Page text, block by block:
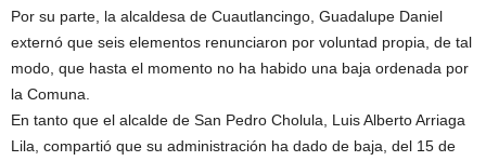
Por su parte, la alcaldesa de Cuautlancingo, Guadalupe Daniel
externó que seis elementos renunciaron por voluntad propia, de tal
modo, que hasta el momento no ha habido una baja ordenada por
la Comuna.
En tanto que el alcalde de San Pedro Cholula, Luis Alberto Arriaga
Lila, compartió que su administración ha dado de baja, del 15 de